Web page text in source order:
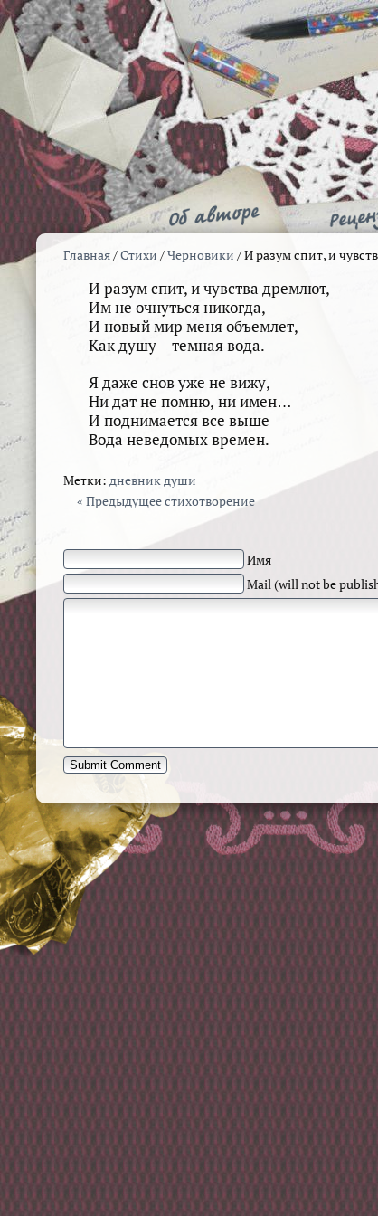
Главная/Стихи /Черновики /И разум спит, и
И разум спит, и чувства дремлют,
Им не очнуться никогда,
И новый мир меня объемлет,
Как душу – темная вода.
Я даже снов уже не вижу,
Ни дат не помню, ни имен…
И поднимается все выше
Вода неведомых времен.
Метки: дневник души
« Предыдущее стихотворение
Имя
Mail (will not be